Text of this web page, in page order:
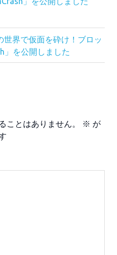
世界で仮面を砕け！ブロッ
」を公開しました
ことはありません。 ※ が